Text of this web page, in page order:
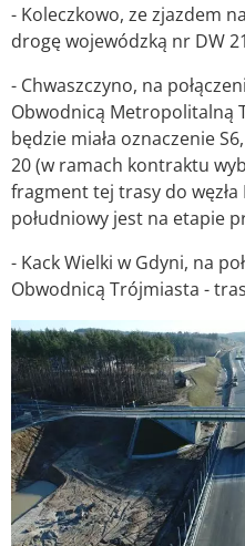
- Koleczkowo, ze zjazdem
drogę wojewódzką nr DW
- Chwaszczyno, na
Obwodnicą Metropolitalną
będzie miała oznaczenie
20 (w ramach kontraktu
fragment tej trasy do węzła
południowy jest na etapie
- Kack Wielki w Gdyni, na
Obwodnicą Trójmiasta -